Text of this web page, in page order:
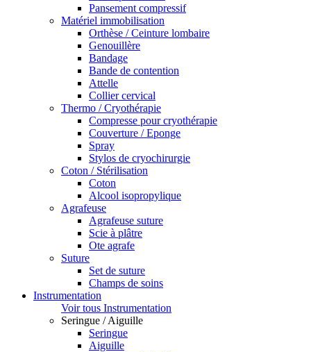
Pansement compressif
Matériel immobilisation
Orthèse / Ceinture lombaire
Genouillère
Bandage
Bande de contention
Attelle
Collier cervical
Thermo / Cryothérapie
Compresse pour cryothérapie
Couverture / Eponge
Spray
Stylos de cryochirurgie
Coton / Stérilisation
Coton
Alcool isopropylique
Agrafeuse
Agrafeuse suture
Scie à plâtre
Ote agrafe
Suture
Set de suture
Champs de soins
Instrumentation
Voir tous Instrumentation
Seringue / Aiguille
Seringue
Aiguille